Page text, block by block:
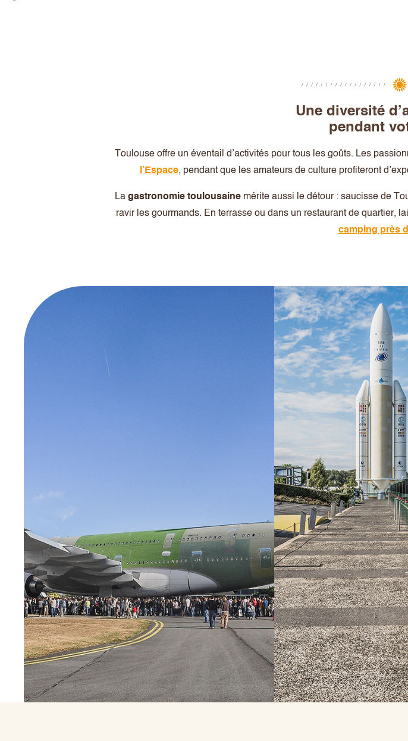
Une diversité
pendant
Toulouse offre un éventail d’activités pour tous les goûts. Les
l’Espace, pendant que les amateurs de culture profiteront
La gastronomie toulousainemérite aussi le détour : saucisse de
ravir les gourmands. En terrasse ou dans un restaurant de quartier,
camping près